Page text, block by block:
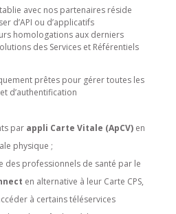
avec nos partenaires réside
d’API ou d’applicatifs
homologations aux derniers
des Services et Référentiels
prêtes pour gérer toutes les
d’authentification
par appli Carte Vitale (ApCV) en
physique ;
des professionnels de santé par le
en alternative à leur Carte CPS,
à certains téléservices